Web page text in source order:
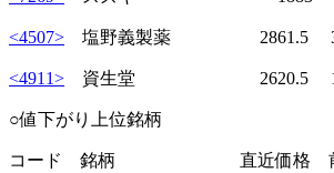
<4507> 塩野義製薬 2861.5
<4911> 資生堂 2620.5
○値下がり上位銘柄
コード 銘柄 直近価格 前